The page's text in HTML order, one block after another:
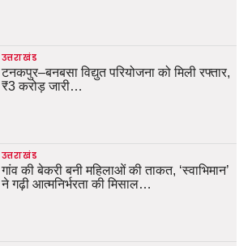
उत्तराखंड
टनकपुर–बनबसा विद्युत परियोजना को मिली रफ्तार,
₹3 करोड़ जारी…
उत्तराखंड
गांव की बेकरी बनी महिलाओं की ताकत, ‘स्वाभिमान’
ने गढ़ी आत्मनिर्भरता की मिसाल…